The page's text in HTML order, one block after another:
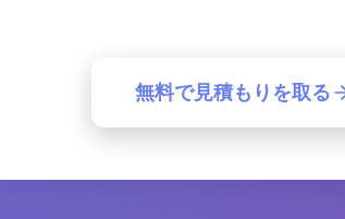
無料で見積もりを取る